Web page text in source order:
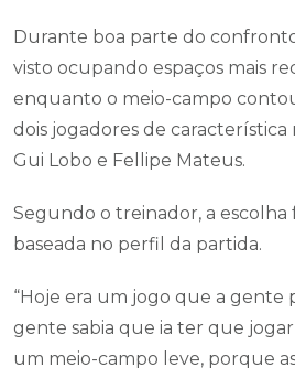
Durante boa parte do
visto ocupando espaços mais
enquanto o meio-campo
dois jogadores de característica
Gui Lobo e Fellipe Mateus.
Segundo o treinador, a escolha
baseada no perfil da partida.
“Hoje era um jogo que a gente
gente sabia que ia ter que
um meio-campo leve, porque